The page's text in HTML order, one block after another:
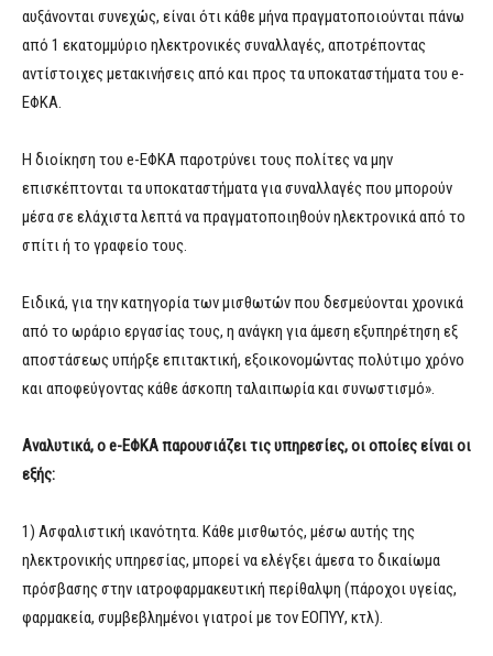
αυξάνονται συνεχώς, είναι ότι κάθε μήνα πραγματοποιούνται πάνω
από 1 εκατομμύριο ηλεκτρονικές συναλλαγές, αποτρέποντας
αντίστοιχες μετακινήσεις από και προς τα υποκαταστήματα του e-
ΕΦΚΑ.
Η διοίκηση του e-ΕΦΚΑ παροτρύνει τους πολίτες να μην
επισκέπτονται τα υποκαταστήματα για συναλλαγές που μπορούν
μέσα σε ελάχιστα λεπτά να πραγματοποιηθούν ηλεκτρονικά από το
σπίτι ή το γραφείο τους.
Ειδικά, για την κατηγορία των μισθωτών που δεσμεύονται χρονικά
από το ωράριο εργασίας τους, η ανάγκη για άμεση εξυπηρέτηση εξ
αποστάσεως υπήρξε επιτακτική, εξοικονομώντας πολύτιμο χρόνο
και αποφεύγοντας κάθε άσκοπη ταλαιπωρία και συνωστισμό».
Αναλυτικά, ο e-ΕΦΚΑ παρουσιάζει τις υπηρεσίες, οι οποίες είναι οι
εξής:
1) Ασφαλιστική ικανότητα. Κάθε μισθωτός, μέσω αυτής της
ηλεκτρονικής υπηρεσίας, μπορεί να ελέγξει άμεσα το δικαίωμα
πρόσβασης στην ιατροφαρμακευτική περίθαλψη (πάροχοι υγείας,
φαρμακεία, συμβεβλημένοι γιατροί με τον ΕΟΠΥΥ, κτλ).